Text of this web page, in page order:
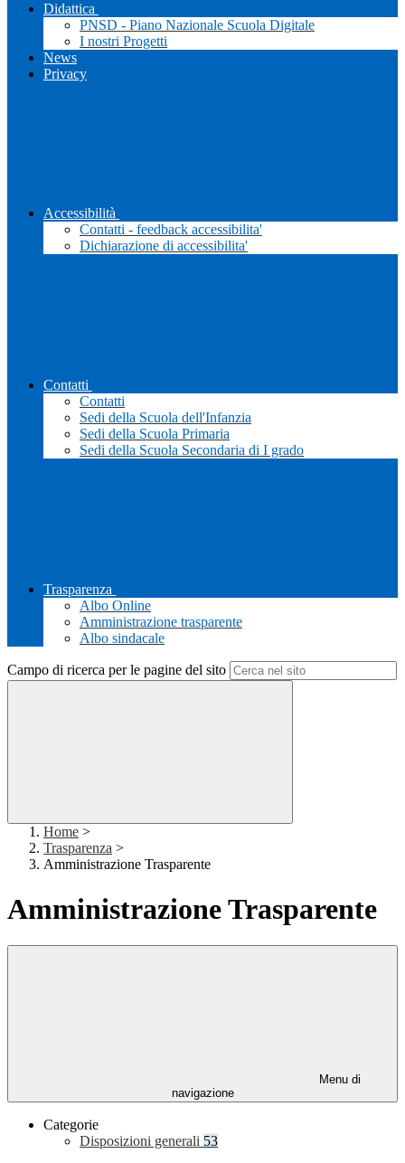
Didattica
PNSD - Piano Nazionale Scuola Digitale
I nostri Progetti
News
Privacy
Accessibilità
Contatti - feedback accessibilita'
Dichiarazione di accessibilita'
Contatti
Contatti
Sedi della Scuola dell'Infanzia
Sedi della Scuola Primaria
Sedi della Scuola Secondaria di I grado
Trasparenza
Albo Online
Amministrazione trasparente
Albo sindacale
Campo di ricerca per le pagine del sito
Home >
Trasparenza >
Amministrazione Trasparente
Amministrazione Trasparente
Menu di
navigazione
Categorie
Disposizioni generali 53